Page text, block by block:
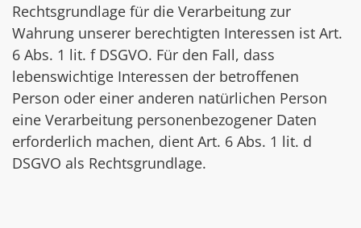
Rechtsgrundlage für die Verarbeitung zur
Wahrung unserer berechtigten Interessen ist Art.
6 Abs. 1 lit. f DSGVO. Für den Fall, dass
lebenswichtige Interessen der betroffenen
Person oder einer anderen natürlichen Person
eine Verarbeitung personenbezogener Daten
erforderlich machen, dient Art. 6 Abs. 1 lit. d
DSGVO als Rechtsgrundlage.